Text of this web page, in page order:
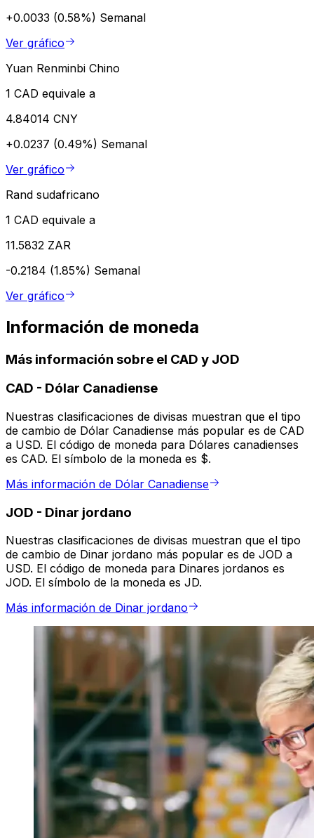
+0.0033 (0.58%) Semanal
Ver gráfico
Yuan Renminbi Chino
1 CAD equivale a
4.84014 CNY
+0.0237 (0.49%) Semanal
Ver gráfico
Rand sudafricano
1 CAD equivale a
11.5832 ZAR
-0.2184 (1.85%) Semanal
Ver gráfico
Información de moneda
Más información sobre el CAD y JOD
CAD - Dólar Canadiense
Nuestras clasificaciones de divisas muestran que el tipo
de cambio de Dólar Canadiense más popular es de CAD
a USD. El código de moneda para Dólares canadienses
es CAD. El símbolo de la moneda es $.
Más información de Dólar Canadiense
JOD - Dinar jordano
Nuestras clasificaciones de divisas muestran que el tipo
de cambio de Dinar jordano más popular es de JOD a
USD. El código de moneda para Dinares jordanos es
JOD. El símbolo de la moneda es JD.
Más información de Dinar jordano